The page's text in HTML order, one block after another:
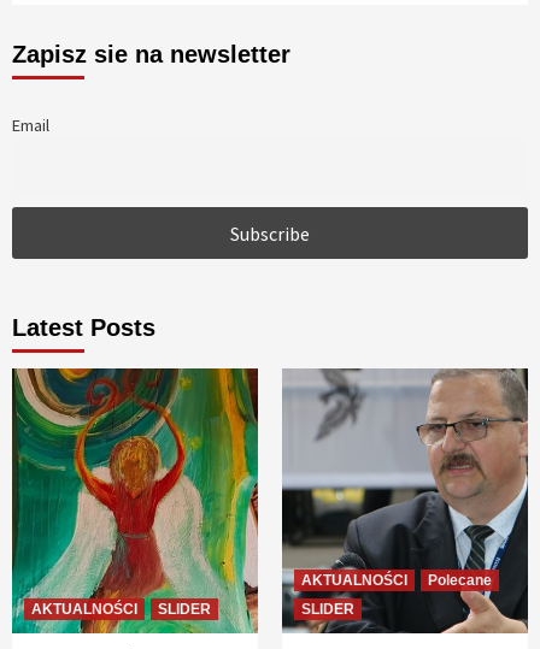
Zapisz sie na newsletter
Email
Latest Posts
AKTUALNOŚCI SLIDER
AKTUALNOŚCI
Polecane
SLIDER